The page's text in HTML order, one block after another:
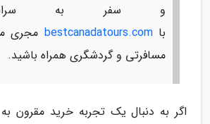
و سفر به
باbestcanadatours.com مجری
مسافرتی و گردشگری همراه باشید.
اگر به دنبال یک تجربه خرید مقرون